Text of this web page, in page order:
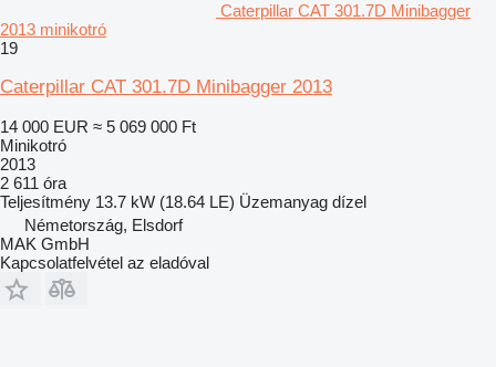
Caterpillar CAT 301.7D Minibagger
2013 minikotró
19
Caterpillar CAT 301.7D Minibagger 2013
14 000 EUR ≈ 5 069 000 Ft
Minikotró
2013
2 611 óra
Teljesítmény 13.7 kW (18.64 LE) Üzemanyag dízel
Németország, Elsdorf
MAK GmbH
Kapcsolatfelvétel az eladóval